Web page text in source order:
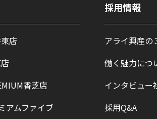
店
香芝店
アムファイブ
採用情報
アライ興産の
働く魅力につ
インタビュー
採用Q&A